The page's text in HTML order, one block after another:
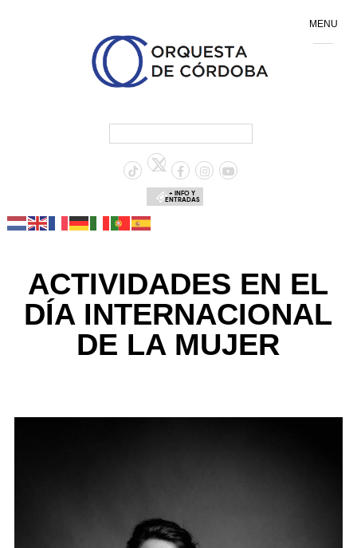
+ INFO Y
ENTRADAS
ACTIVIDADES EN EL
DÍA INTERNACIONAL
DE LA MUJER
MENU